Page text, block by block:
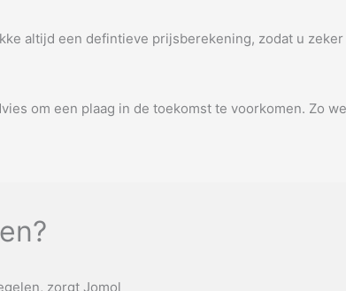
altijd een defintieve prijsberekening, zodat u zeker
om een plaag in de toekomst te voorkomen. Zo
zorgt Jomol